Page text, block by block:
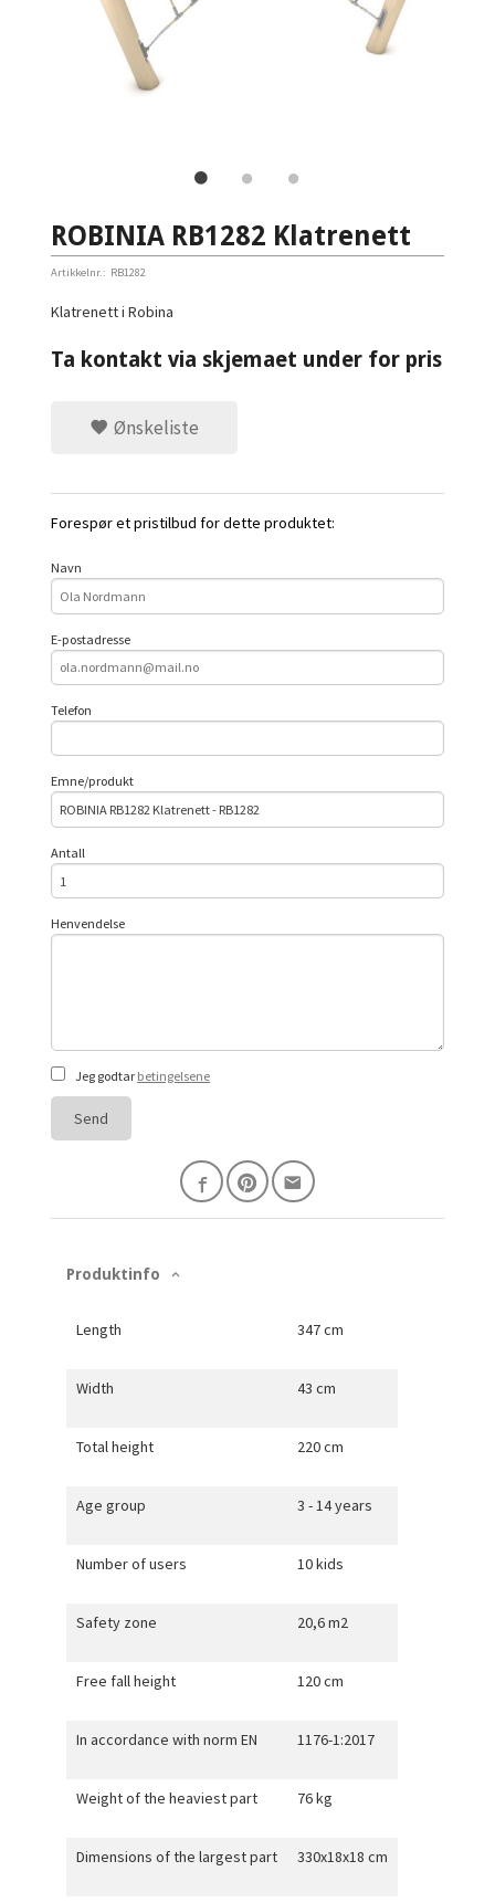
ROBINIA RB1282 Klatrenett
Artikkelnr.: RB1282
Klatrenett i Robina
Ta kontakt via skjemaet under for pris
Ønskeliste
Forespør et pristilbud for dette produktet:
Navn
E-postadresse
Telefon
Emne/produkt
Antall
Henvendelse
Jeg godtar betingelsene
Send
Produktinfo
Length 347 cm
Width 43 cm
Total height 220 cm
Age group 3 - 14 years
Number of users 10 kids
Safety zone 20,6 m2
Free fall height 120 cm
In accordance with norm EN 1176-1:2017
Weight of the heaviest part 76 kg
Dimensions of the largest part 330x18x18 cm